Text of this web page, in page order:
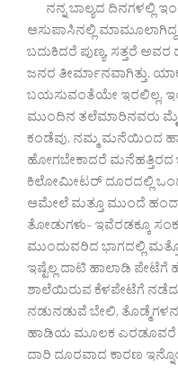
ನನ್ನ ಬಾಲ್ಯದ ದಿನಗಳಲ್ಲಿ
ಆಸುಪಾಸಿನಲ್ಲಿ
ಬದುಕಿದರೆ ಪುಣ್ಯ, ಸತ್ತರೆ ಅವರ
ಜನರ ತೀರ್ಮಾನವಾಗಿತ್ತು.
ಬಯಸುವಂತೆಯೇ ಇರಲಿಲ್ಲ.
ಮುಂದಿನ ತಲೆಮಾರಿನವರು
ಕಂಡೆವು. ನಮ್ಮ ಮನೆಯಿಂದ
ಹೋಗಬೇಕಾದರೆ ಮನೆಹತ್ತಿರದ
ಕಿಲೋಮೀಟರ್ ದೂರದಲ್ಲಿ ಒಂದು
ಆಮೇಲೆ ಮತ್ತೂ ಮುಂದೆ
ತೋಡುಗಳು- ಇವೆರಡಕ್ಕೂ
ಮುಂದುವರಿದ ಭಾಗದಲ್ಲಿ
ಇಷ್ಟೆಲ್ಲ ದಾಟಿ ಹಾಲಾಡಿ
ಶಾಲೆಯಿರುವ ಕೆಳಪೇಟೆಗೆ
ನಡುನಡುವೆ ಬೇಲಿ,
ಹಾಡಿಯ ಮೂಲಕ ಎರಡೂವರೆ
ದಾರಿ ದೂರವಾದ ಕಾರಣ